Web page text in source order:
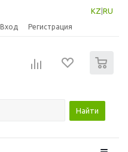
KZ RU
Вход Регистрация
Найти